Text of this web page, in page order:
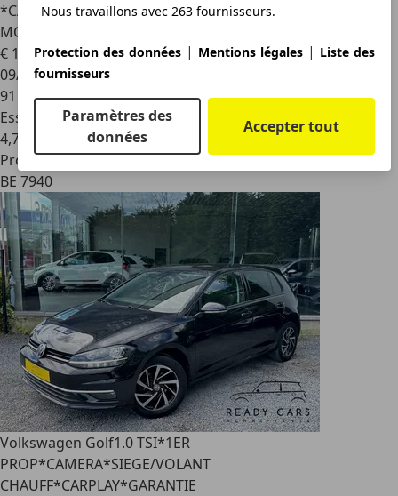
Nous travaillons avec 263 fournisseurs.
Protection des données | Mentions légales | Liste des
fournisseurs
Paramètres des
données
Accepter tout
*CARPLAY*LED*CRUISE*PARFAIT ETAT*GARANTIE 12
MOIS*
€ 15 7901
09/2022
91 694 km
Essence
4,7 l/100 km (mixte)
Professionnel
BE 7940
Volkswagen Golf1.0 TSI*1ER
PROP*CAMERA*SIEGE/VOLANT
CHAUFF*CARPLAY*GARANTIE